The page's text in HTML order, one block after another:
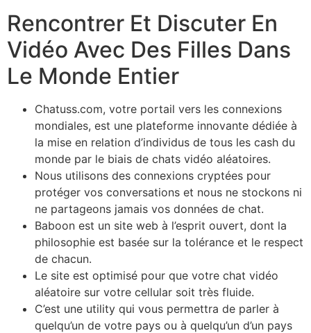
Rencontrer Et Discuter En
Vidéo Avec Des Filles Dans
Le Monde Entier
Chatuss.com, votre portail vers les connexions
mondiales, est une plateforme innovante dédiée à
la mise en relation d’individus de tous les cash du
monde par le biais de chats vidéo aléatoires.
Nous utilisons des connexions cryptées pour
protéger vos conversations et nous ne stockons ni
ne partageons jamais vos données de chat.
Baboon est un site web à l’esprit ouvert, dont la
philosophie est basée sur la tolérance et le respect
de chacun.
Le site est optimisé pour que votre chat vidéo
aléatoire sur votre cellular soit très fluide.
C’est une utility qui vous permettra de parler à
quelqu’un de votre pays ou à quelqu’un d’un pays